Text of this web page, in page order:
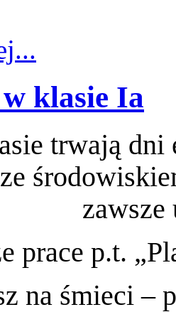
klasie Ia
trwają dni
zawsze
prace p.t.
na śmieci –